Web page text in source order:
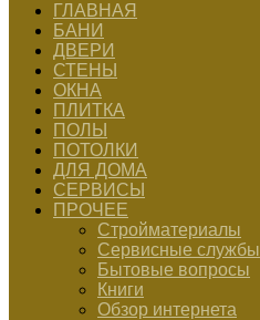
ГЛАВНАЯ
БАНИ
ДВЕРИ
СТЕНЫ
ОКНА
ПЛИТКА
ПОЛЫ
ПОТОЛКИ
ДЛЯ ДОМА
СЕРВИСЫ
ПРОЧЕЕ
Стройматериалы
Сервисные службы
Бытовые вопросы
Книги
Обзор интернета